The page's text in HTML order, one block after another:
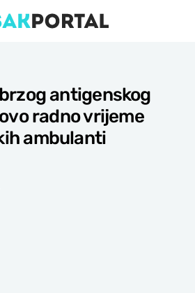
antigenskog
radno vrijeme
ambulanti